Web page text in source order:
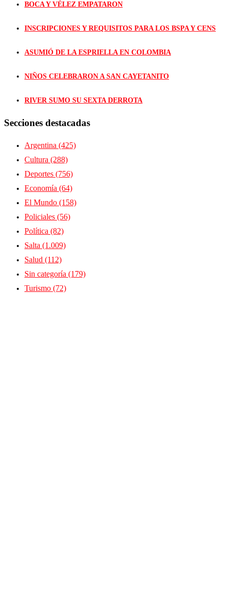
BOCA Y VÉLEZ EMPATARON
INSCRIPCIONES Y REQUISITOS PARA LOS BSPA Y CENS
ASUMIÓ DE LA ESPRIELLA EN COLOMBIA
NIÑOS CELEBRARON A SAN CAYETANITO
RIVER SUMO SU SEXTA DERROTA
Secciones destacadas
Argentina (425)
Cultura (288)
Deportes (756)
Economía (64)
El Mundo (158)
Policiales (56)
Política (82)
Salta (1.009)
Salud (112)
Sin categoría (179)
Turismo (72)